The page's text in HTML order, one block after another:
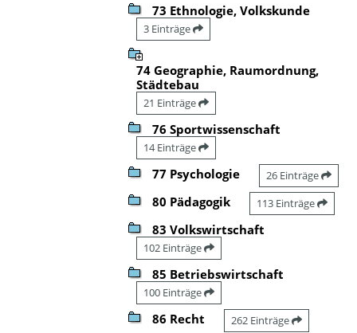
73 Ethnologie, Volkskunde
3 Einträge
74 Geographie, Raumordnung,
Städtebau
21 Einträge
76 Sportwissenschaft
14 Einträge
77 Psychologie 26 Einträge
80 Pädagogik 113 Einträge
83 Volkswirtschaft
102 Einträge
85 Betriebswirtschaft
100 Einträge
86 Recht 262 Einträge